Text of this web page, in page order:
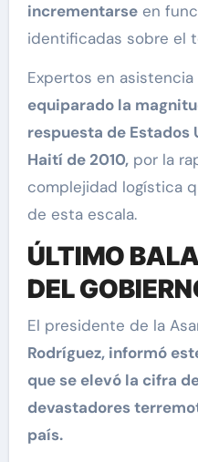
incrementarseen
identificadas sobre el
Expertos en
equiparado la
respuesta de
Haití de 2010,por la
complejidad logística
de esta escala.
ÚLTIMO
DEL
El presidente de la
Rodríguez, informó
que se elevó la cifra
devastadores
país.